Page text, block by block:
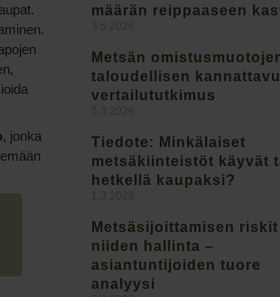
, jonka
määrän reippaaseen
Metsän
taloudellisen
vertailututkimus
Tiedote: Minkälaiset
metsäkiinteistöt käyvät
hetkellä kaupaksi?
Metsäsijoittamisen riskit
niiden hallinta –
asiantuntijoiden tuore
analyysi